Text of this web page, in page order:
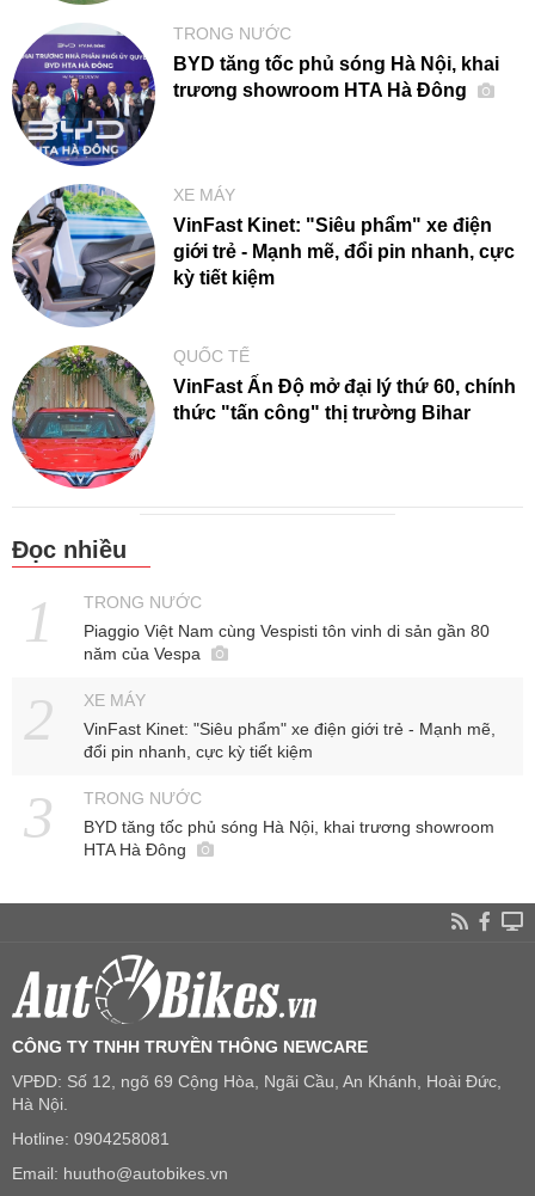
TRONG NƯỚC
BYD tăng tốc phủ sóng Hà Nội, khai
trương showroom HTA Hà Đông
XE MÁY
VinFast Kinet: "Siêu phẩm" xe điện
giới trẻ - Mạnh mẽ, đổi pin nhanh, cực
kỳ tiết kiệm
QUỐC TẾ
VinFast Ấn Độ mở đại lý thứ 60, chính
thức "tấn công" thị trường Bihar
Đọc nhiều
TRONG NƯỚC
Piaggio Việt Nam cùng Vespisti tôn vinh di sản gần 80
năm của Vespa
XE MÁY
VinFast Kinet: "Siêu phẩm" xe điện giới trẻ - Mạnh mẽ,
đổi pin nhanh, cực kỳ tiết kiệm
TRONG NƯỚC
BYD tăng tốc phủ sóng Hà Nội, khai trương showroom
HTA Hà Đông
CÔNG TY TNHH TRUYỀN THÔNG NEWCARE
VPĐD: Số 12, ngõ 69 Cộng Hòa, Ngãi Cầu, An Khánh, Hoài Đức,
Hà Nội.
Hotline: 0904258081
Email: huutho@autobikes.vn